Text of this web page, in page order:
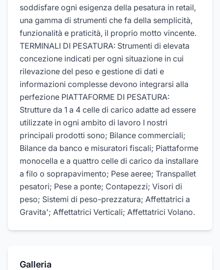
soddisfare ogni esigenza della pesatura in retail,
una gamma di strumenti che fa della semplicità,
funzionalità e praticità, il proprio motto vincente.
TERMINALI DI PESATURA: Strumenti di elevata
concezione indicati per ogni situazione in cui
rilevazione del peso e gestione di dati e
informazioni complesse devono integrarsi alla
perfezione PIATTAFORME DI PESATURA:
Strutture da 1 a 4 celle di carico adatte ad essere
utilizzate in ogni ambito di lavoro I nostri
principali prodotti sono; Bilance commerciali;
Bilance da banco e misuratori fiscali; Piattaforme
monocella e a quattro celle di carico da installare
a filo o soprapavimento; Pese aeree; Transpallet
pesatori; Pese a ponte; Contapezzi; Visori di
peso; Sistemi di peso-prezzatura; Affettatrici a
Gravita'; Affettatrici Verticali; Affettatrici Volano.
Galleria